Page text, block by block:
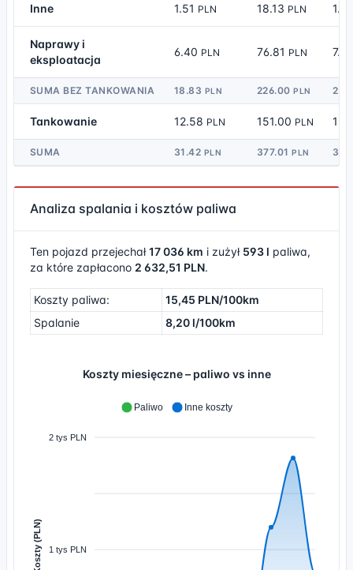
Inne 1.51 PLN 18.13 PLN
Naprawy i
eksploatacja
6.40 PLN 76.81 PLN
SUMA BEZ TANKOWANIA 18.83 PLN 226.00PLN
Tankowanie 12.58 PLN 151.00 PLN
SUMA 31.42 PLN 377.01PLN
Analiza spalania i kosztów paliwa
Ten pojazd przejechał17 036 km i zużył 593 l paliwa,
za które zapłacono 2 632,51 PLN.
Koszty paliwa:
15,45 PLN/100km
Spalanie
8,20 l/100km
Koszty miesięczne – paliwo vs inne
Paliwo Inne koszty
2 tys PLN
1 tys PLN
Koszty (PLN)